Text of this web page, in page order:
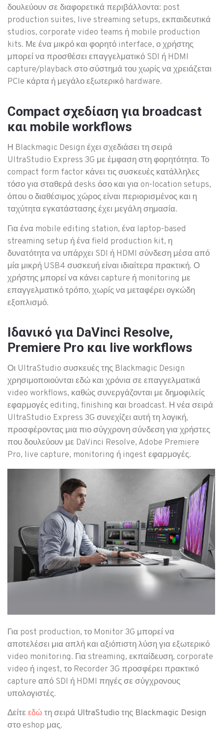
δουλεύουν σε διαφορετικά περιβάλλοντα: post
production suites, live streaming setups, εκπαιδευτικά
studios, corporate video teams ή mobile production
kits. Με ένα μικρό και φορητό interface, ο χρήστης
μπορεί να προσθέσει επαγγελματικό SDI ή HDMI
capture/playback στο σύστημά του χωρίς να χρειάζεται
PCIe κάρτα ή μεγάλο εξωτερικό hardware.
Compact σχεδίαση για broadcast
και mobile workflows
Η Blackmagic Design έχει σχεδιάσει τη σειρά
UltraStudio Express 3G με έμφαση στη φορητότητα. Το
compact form factor κάνει τις συσκευές κατάλληλες
τόσο για σταθερά desks όσο και για on-location setups,
όπου ο διαθέσιμος χώρος είναι περιορισμένος και η
ταχύτητα εγκατάστασης έχει μεγάλη σημασία.
Για ένα mobile editing station, ένα laptop-based
streaming setup ή ένα field production kit, η
δυνατότητα να υπάρχει SDI ή HDMI σύνδεση μέσα από
μία μικρή USB4 συσκευή είναι ιδιαίτερα πρακτική. Ο
χρήστης μπορεί να κάνει capture ή monitoring με
επαγγελματικό τρόπο, χωρίς να μεταφέρει ογκώδη
εξοπλισμό.
Ιδανικό για DaVinci Resolve,
Premiere Pro και live workflows
Οι UltraStudio συσκευές της Blackmagic Design
χρησιμοποιούνται εδώ και χρόνια σε επαγγελματικά
video workflows, καθώς συνεργάζονται με δημοφιλείς
εφαρμογές editing, finishing και broadcast. Η νέα σειρά
UltraStudio Express 3G συνεχίζει αυτή τη λογική,
προσφέροντας μια πιο σύγχρονη σύνδεση για χρήστες
που δουλεύουν με DaVinci Resolve, Adobe Premiere
Pro, live capture, monitoring ή ingest εφαρμογές.
Για post production, το Monitor 3G μπορεί να
αποτελέσει μια απλή και αξιόπιστη λύση για εξωτερικό
video monitoring. Για streaming, εκπαίδευση, corporate
video ή ingest, το Recorder 3G προσφέρει πρακτικό
capture από SDI ή HDMI πηγές σε σύγχρονους
υπολογιστές.
Δείτε εδώ τη σειρά UltraStudio της Blackmagic Design
στο eshop μας.